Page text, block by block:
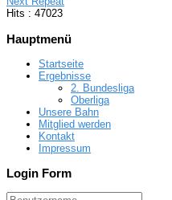
Hits : 47023
Hauptmenü
Startseite
Ergebnisse
2. Bundesliga
Oberliga
Unsere Bahn
Mitglied werden
Kontakt
Impressum
Login Form